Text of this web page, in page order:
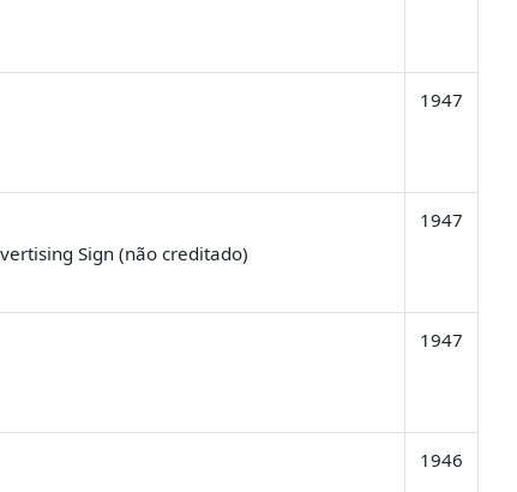
1947
Sign (não creditado)
1947
1947
1946